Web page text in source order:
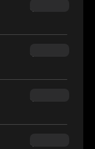
$54.90
$34.95
$160.00
$180.00